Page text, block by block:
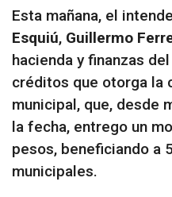
Esta mañana, el
Esquiú, Guillermo
hacienda y finanzas
créditos que otorga la
municipal, que, desde
la fecha, entrego un
pesos, beneficiando a
municipales.